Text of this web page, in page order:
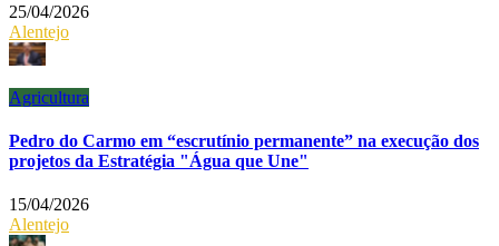
25/04/2026
Alentejo
Agricultura
Pedro do Carmo em “escrutínio permanente” na execução dos
projetos da Estratégia "Água que Une"
15/04/2026
Alentejo